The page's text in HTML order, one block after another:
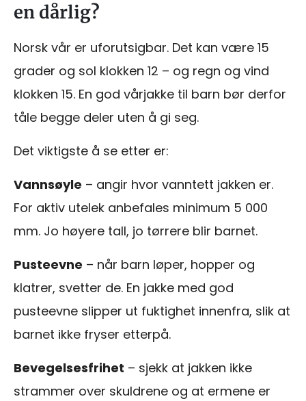
en dårlig?
Norsk vår er uforutsigbar. Det kan være 15
grader og sol klokken 12 – og regn og vind
klokken 15. En god vårjakke til barn bør derfor
tåle begge deler uten å gi seg.
Det viktigste å se etter er:
Vannsøyle – angir hvor vanntett jakken er.
For aktiv utelek anbefales minimum 5 000
mm. Jo høyere tall, jo tørrere blir barnet.
Pusteevne – når barn løper, hopper og
klatrer, svetter de. En jakke med god
pusteevne slipper ut fuktighet innenfra, slik at
barnet ikke fryser etterpå.
Bevegelsesfrihet – sjekk at jakken ikke
strammer over skuldrene og at ermene er